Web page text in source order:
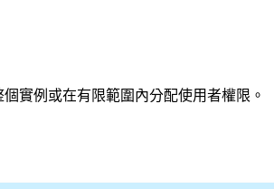
實例或在有限範圍內分配使用者權限。